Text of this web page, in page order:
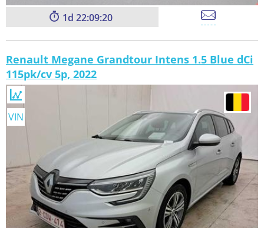
1 22:09:20
Renault Megane Grandtour Intens 1.5 Blue dCi
115pk/cv 5p, 2022
VIN